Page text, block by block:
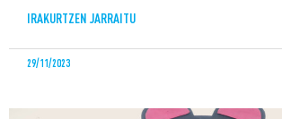
IRAKURTZEN JARRAITU
29/11/2023